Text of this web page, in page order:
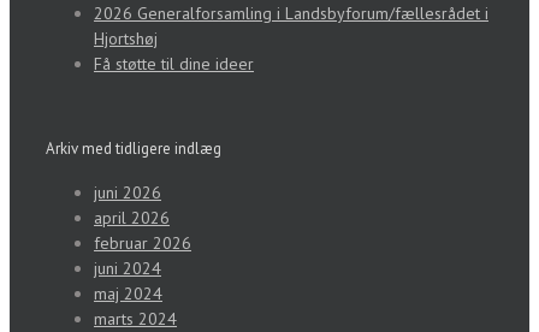
2026 Generalforsamling i Landsbyforum/fællesrådet i
Hjortshøj
Få støtte til dine ideer
Arkiv med tidligere indlæg
juni 2026
april 2026
februar 2026
juni 2024
maj 2024
marts 2024